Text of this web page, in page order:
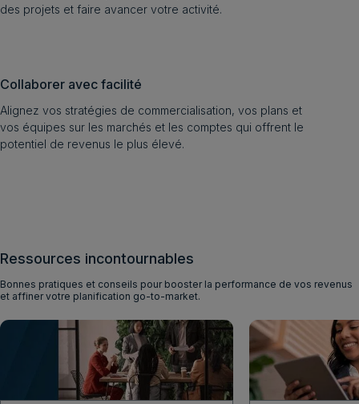
des projets et faire avancer votre activité.
Collaborer avec facilité
Alignez vos stratégies de commercialisation, vos plans et
vos équipes sur les marchés et les comptes qui offrent le
potentiel de revenus le plus élevé.
Ressources incontournables
Bonnes pratiques et conseils pour booster la performance de vos revenus
et affiner votre planification go-to-market.